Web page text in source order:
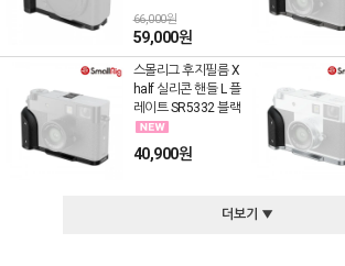
66,000원
59,000원
스몰리그 후지필름 X
half 실리콘 핸들 L 플
레이트 SR5332 블랙
40,900원
더보기 ▼